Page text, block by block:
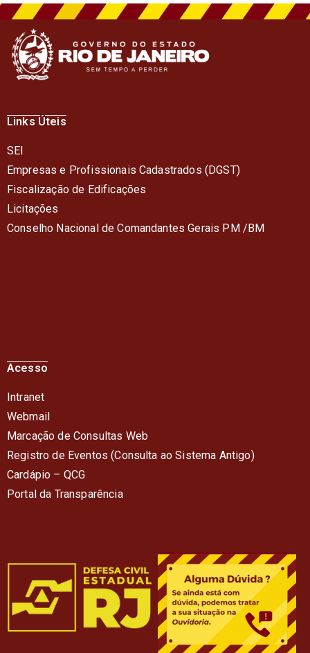
Links Úteis
SEI
Empresas e Profissionais Cadastrados (DGST)
Fiscalização de Edificações
Licitações
Conselho Nacional de Comandantes Gerais PM /BM
Acesso
Intranet
Webmail
Marcação de Consultas Web
Registro de Eventos (Consulta ao Sistema Antigo)
Cardápio – QCG
Portal da Transparência